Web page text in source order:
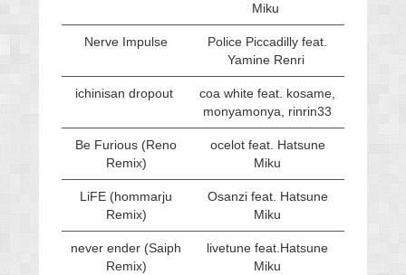
Miku
Nerve Impulse
Police Piccadilly feat.
Yamine Renri
ichinisan dropout
coa white feat. kosame,
monyamonya, rinrin33
Be Furious (Reno
Remix)
ocelot feat. Hatsune
Miku
LiFE (hommarju
Remix)
Osanzi feat. Hatsune
Miku
never ender (Saiph
Remix)
livetune feat.Hatsune
Miku